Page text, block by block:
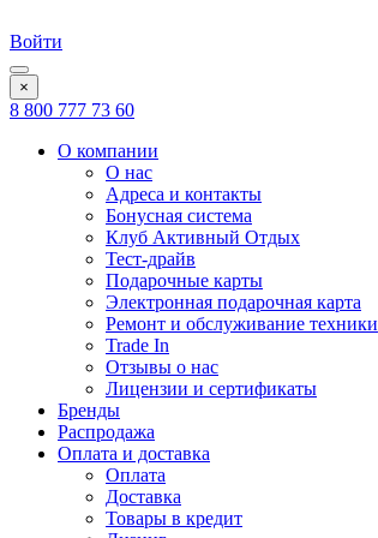
Войти
×
8 800 777 73 60
О компании
О нас
Адреса и контакты
Бонусная система
Клуб Активный Отдых
Тест-драйв
Подарочные карты
Электронная подарочная карта
Ремонт и обслуживание техники
Trade In
Отзывы о нас
Лицензии и сертификаты
Бренды
Распродажа
Оплата и доставка
Оплата
Доставка
Товары в кредит